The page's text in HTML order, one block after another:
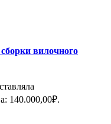
вилочного
140.000,00₽.